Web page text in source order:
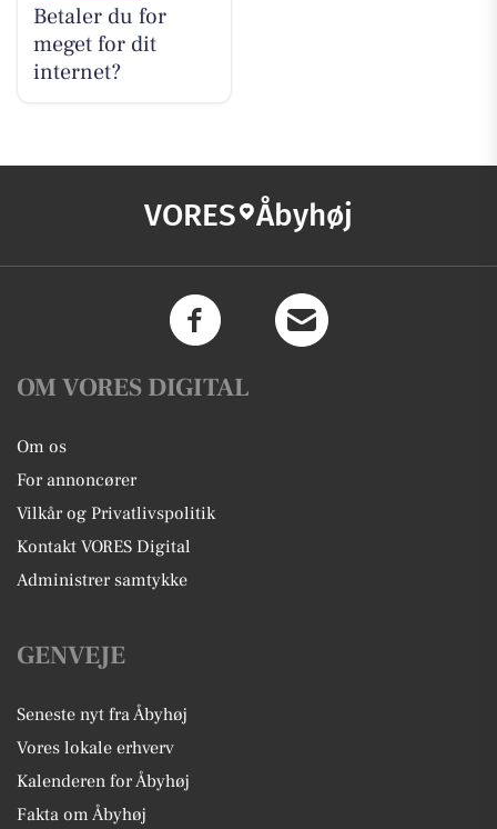
Betaler du for
meget for dit
internet?
VORES Åbyhøj
OM VORES DIGITAL
Om os
For annoncører
Vilkår og Privatlivspolitik
Kontakt VORES Digital
Administrer samtykke
GENVEJE
Seneste nyt fra Åbyhøj
Vores lokale erhverv
Kalenderen for Åbyhøj
Fakta om Åbyhøj